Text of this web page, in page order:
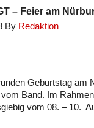
– Feier am
By Redaktion
Geburtstag am
Band. Im
vom 08. – 10.